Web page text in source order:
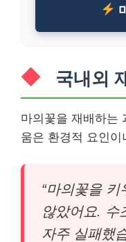
국내외
마의꽃을 재배하는
움은 환경적 요인
“마의꽃을
않았어요. 수
자주 실패했